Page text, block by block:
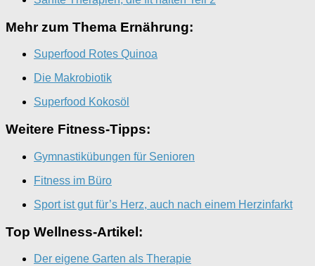
Mehr zum Thema Ernährung:
Superfood Rotes Quinoa
Die Makrobiotik
Superfood Kokosöl
Weitere Fitness-Tipps:
Gymnastikübungen für Senioren
Fitness im Büro
Sport ist gut für’s Herz, auch nach einem Herzinfarkt
Top Wellness-Artikel:
Der eigene Garten als Therapie